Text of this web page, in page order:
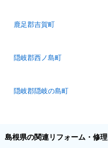
鹿足郡吉賀町
隠岐郡西ノ島町
隠岐郡隠岐の島町
島根県の関連リフォーム・修理